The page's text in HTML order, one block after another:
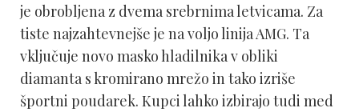
je obrobljena z dvema srebrnima letvicama. Za
tiste najzahtevnejše je na voljo linija AMG. Ta
vključuje novo masko hladilnika v obliki
diamanta s kromirano mrežo in tako izriše
športni poudarek. Kupci lahko izbirajo tudi med